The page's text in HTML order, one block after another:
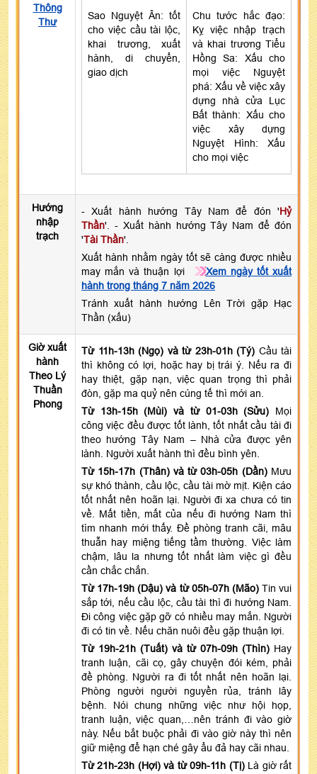
Thông
Thư
Sao Nguyệt Ân: tốt
cho việc cầu tài lộc,
khai trương, xuất
hành, di chuyển,
giao dịch
Chu tước hắc đạo:
Kỵ việc nhập trạch
và khai trương Tiểu
Hồng Sa: Xấu cho
mọi việc Nguyệt
phá: Xấu về việc xây
dựng nhà cửa Lục
Bất thành: Xấu cho
việc xây dựng
Nguyệt Hình: Xấu
cho mọi việc
Hướng
nhập
trạch
- Xuất hành hướng Tây Nam để đón 'Hỷ
Thần'. - Xuất hành hướng Tây Nam để đón
'Tài Thần'.
Xuất hành nhằm ngày tốt sẽ càng được nhiều
may mắn và thuận lợi
Xem ngày tốt xuất
hành trong tháng 7 năm 2026
Tránh xuất hành hướng Lên Trời gặp Hạc
Thần (xấu)
Giờ xuất
hành
Theo Lý
Thuần
Phong
Từ 11h-13h (Ngọ) và từ 23h-01h (Tý) Cầu tài
thì không có lợi, hoặc hay bị trái ý. Nếu ra đi
hay thiệt, gặp nạn, việc quan trọng thì phải
đòn, gặp ma quỷ nên cúng tế thì mới an.
Từ 13h-15h (Mùi) và từ 01-03h (Sửu)
Mọi
công việc đều được tốt lành, tốt nhất cầu tài đi
theo hướng Tây Nam – Nhà cửa được yên
lành. Người xuất hành thì đều bình yên.
Từ 15h-17h (Thân) và từ 03h-05h (Dần) Mưu
sự khó thành, cầu lộc, cầu tài mờ mịt. Kiện cáo
tốt nhất nên hoãn lại. Người đi xa chưa có tin
về. Mất tiền, mất của nếu đi hướng Nam thì
tìm nhanh mới thấy. Đề phòng tranh cãi, mâu
thuẫn hay miệng tiếng tầm thường. Việc làm
chậm, lâu la nhưng tốt nhất làm việc gì đều
cần chắc chắn.
Từ 17h-19h (Dậu) và từ 05h-07h (Mão) Tin vui
sắp tới, nếu cầu lộc, cầu tài thì đi hướng Nam.
Đi công việc gặp gỡ có nhiều may mắn. Người
đi có tin về. Nếu chăn nuôi đều gặp thuận lợi.
Từ 19h-21h (Tuất) và từ 07h-09h (Thìn) Hay
tranh luận, cãi cọ, gây chuyện đói kém, phải
đề phòng. Người ra đi tốt nhất nên hoãn lại.
Phòng người người nguyền rủa, tránh lây
bệnh. Nói chung những việc như hội họp,
tranh luận, việc quan,…nên tránh đi vào giờ
này. Nếu bắt buộc phải đi vào giờ này thì nên
giữ miệng để hạn ché gây ẩu đả hay cãi nhau.
Từ 21h-23h (Hợi) và từ 09h-11h (Tị) Là giờ rất